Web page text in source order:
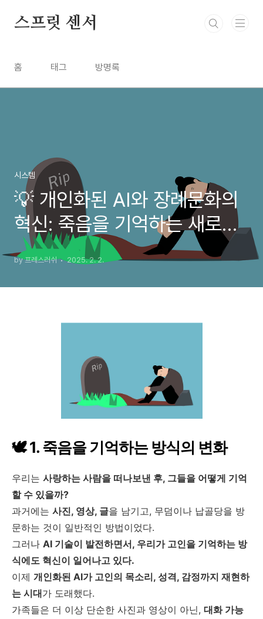
스프릿 센서
홈 태그 방명록
시스템
💡 개인화된 AI와 장례문화의
혁신: 죽음을 기억하는 새로운
방식
by 프레스러쉬 2025. 2. 2.
🕊️ 1. 죽음을 기억하는 방식의 변화
우리는 사랑하는 사람을 떠나보낸 후, 그들을 어떻게 기억
할 수 있을까?
과거에는 사진, 영상, 글을 남기고, 무덤이나 납골당을 방
문하는 것이 일반적인 방법이었다.
그러나 AI 기술이 발전하면서, 우리가 고인을 기억하는 방
식에도 혁신이 일어나고 있다.
이제 개인화된 AI가 고인의 목소리, 성격, 감정까지 재현하
는 시대가 도래했다.
가족들은 더 이상 단순한 사진과 영상이 아닌, 대화 가능